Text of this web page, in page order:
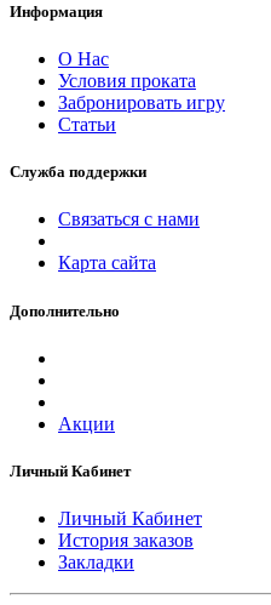
Информация
О Нас
Условия проката
Забронировать игру
Статьи
Служба поддержки
Связаться с нами
Карта сайта
Дополнительно
Акции
Личный Кабинет
Личный Кабинет
История заказов
Закладки